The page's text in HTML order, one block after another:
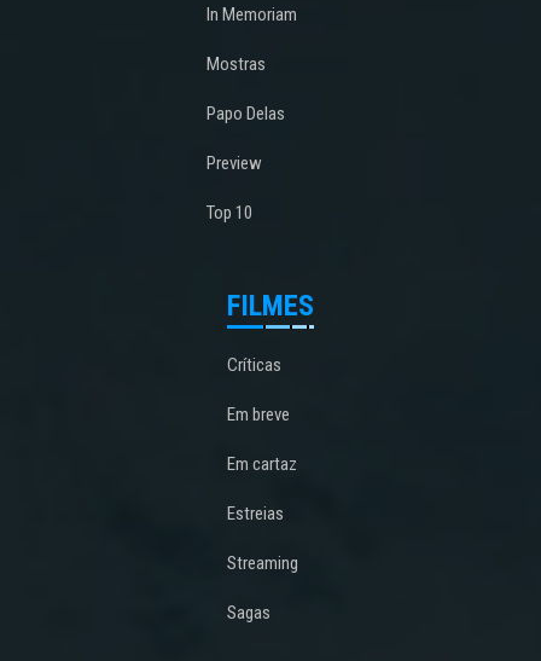
In Memoriam
Mostras
Papo Delas
Preview
Top 10
FILMES
Críticas
Em breve
Em cartaz
Estreias
Streaming
Sagas